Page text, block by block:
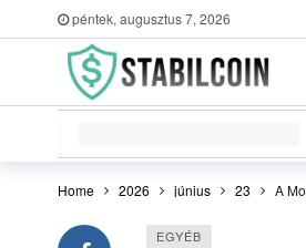
péntek, augusztus 7, 2026
Home 2026 június 23 A
EGYÉB